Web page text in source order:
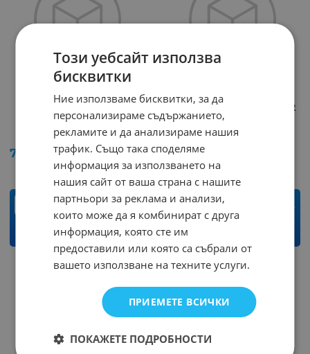
U005K
Арт.№: 48622
7.65 / 14.96 лв.
бр.
КУПИ
Платка универсална 12
LED
Арт.№: 32802
0.51 €
бр.
Този уебсайт използва
бисквитки
Ние използваме бисквитки, за да
персонализираме съдържанието,
рекламите и да анализираме нашия
трафик. Също така споделяме
информация за използването на
нашия сайт от ваша страна с нашите
партньори за реклама и анализи,
които може да я комбинират с друга
информация, която сте им
предоставили или която са събрали от
вашето използване на техните услуги.
ПРИЕМЕТЕ ВСИЧКИ
ПОКАЖЕТЕ ПОДРОБНОСТИ